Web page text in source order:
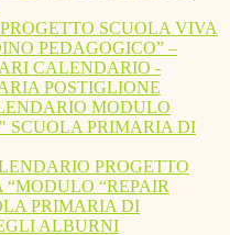
SCUOLA VIVA
PEDAGOGICO” –
CALENDARIO -
POSTIGLIONE
MODULO
SCUOLA PRIMARIA DI
PROGETTO
“REPAIR
PRIMARIA DI
ALBURNI